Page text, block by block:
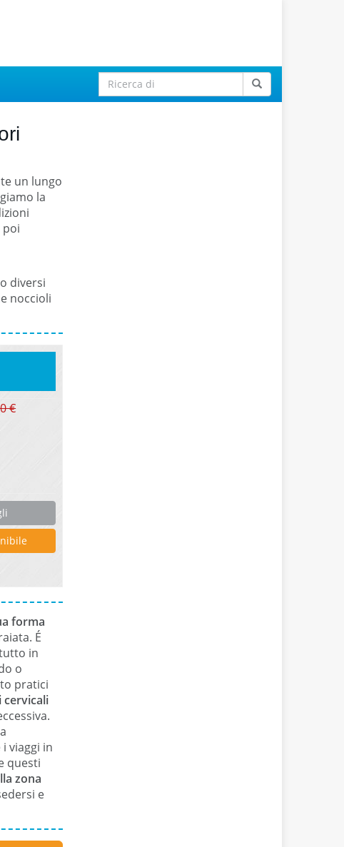
un lungo
la
poi
diversi
noccioli
€
forma
É
in
o
pratici
cervicali
viaggi in
questi
zona
e